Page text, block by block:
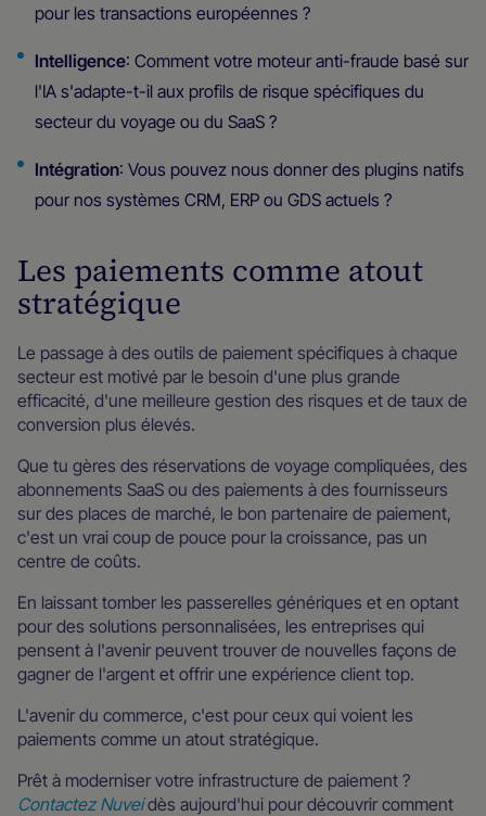
pour les transactions européennes ?
Intelligence: Comment votre moteur anti-fraude basé sur
l'IA s'adapte-t-il aux profils de risque spécifiques du
secteur du voyage ou du SaaS ?
Intégration: Vous pouvez nous donner des plugins natifs
pour nos systèmes CRM, ERP ou GDS actuels ?
Les paiements comme atout
stratégique
Le passage à des outils de paiement spécifiques à chaque
secteur est motivé par le besoin d'une plus grande
efficacité, d'une meilleure gestion des risques et de taux de
conversion plus élevés.
Que tu gères des réservations de voyage compliquées, des
abonnements SaaS ou des paiements à des fournisseurs
sur des places de marché, le bon partenaire de paiement,
c'est un vrai coup de pouce pour la croissance, pas un
centre de coûts.
En laissant tomber les passerelles génériques et en optant
pour des solutions personnalisées, les entreprises qui
pensent à l'avenir peuvent trouver de nouvelles façons de
gagner de l'argent et offrir une expérience client top.
L'avenir du commerce, c'est pour ceux qui voient les
paiements comme un atout stratégique.
Prêt à moderniser votre infrastructure de paiement ?
Contactez Nuveidès aujourd'hui pour découvrir comment